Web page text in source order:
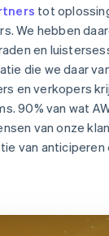
tot
We hebben
en
die we daar
en verkopers
90% van wat
van onze
van anticiperen